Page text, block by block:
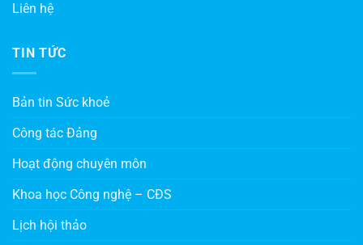
Liên hệ
TIN TỨC
Bản tin Sức khoẻ
Công tác Đảng
Hoạt động chuyên môn
Khoa học Công nghệ – CĐS
Lịch hội thảo